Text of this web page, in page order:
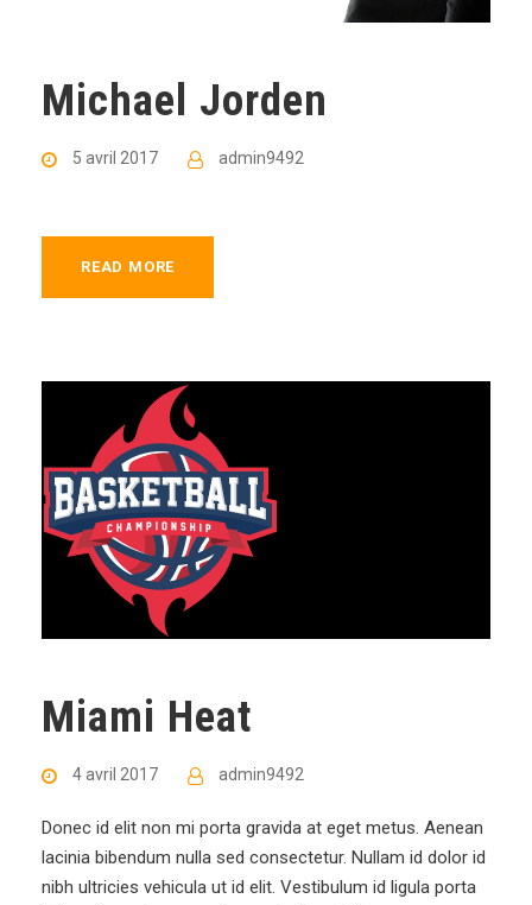
Michael Jorden
5 avril 2017 admin9492
READ MORE
Miami Heat
4 avril 2017 admin9492
Donec id elit non mi porta gravida at eget metus. Aenean
lacinia bibendum nulla sed consectetur. Nullam id dolor id
nibh ultricies vehicula ut id elit. Vestibulum id ligula porta